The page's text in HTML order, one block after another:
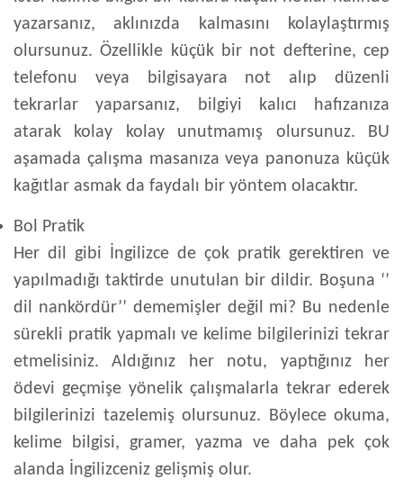
yazarsanız, aklınızda kalmasını kolaylaştırmış
olursunuz. Özellikle küçük bir not defterine, cep
telefonu veya bilgisayara not alıp düzenli
tekrarlar yaparsanız, bilgiyi kalıcı hafızanıza
atarak kolay kolay unutmamış olursunuz. BU
aşamada çalışma masanıza veya panonuza küçük
kağıtlar asmak da faydalı bir yöntem olacaktır.
Bol Pratik
Her dil gibi İngilizce de çok pratik gerektiren ve
yapılmadığı taktirde unutulan bir dildir. Boşuna ‘’
dil nankördür’’ dememişler değil mi? Bu nedenle
sürekli pratik yapmalı ve kelime bilgilerinizi tekrar
etmelisiniz. Aldığınız her notu, yaptığınız her
ödevi geçmişe yönelik çalışmalarla tekrar ederek
bilgilerinizi tazelemiş olursunuz. Böylece okuma,
kelime bilgisi, gramer, yazma ve daha pek çok
alanda İngilizceniz gelişmiş olur.